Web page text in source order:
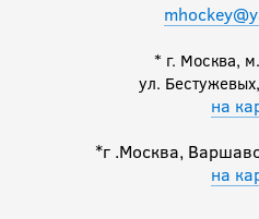
* г. Москва,
ул.
на
*г .Москва,
на